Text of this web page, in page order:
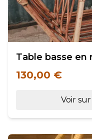
Table basse en
130,00 €
Voir